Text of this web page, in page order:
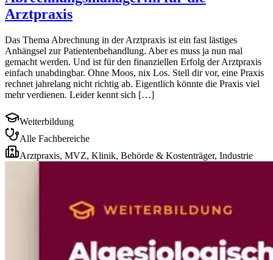
Arztpraxis
Das Thema Abrechnung in der Arztpraxis ist ein fast lästiges
Anhängsel zur Patientenbehandlung. Aber es muss ja nun mal
gemacht werden. Und ist für den finanziellen Erfolg der Arztpraxis
einfach unabdingbar. Ohne Moos, nix Los. Stell dir vor, eine Praxis
rechnet jahrelang nicht richtig ab. Eigentlich könnte die Praxis viel
mehr verdienen. Leider kennt sich […]
Weiterbildung
Alle Fachbereiche
Arztpraxis, MVZ, Klinik, Behörde & Kostenträger, Industrie